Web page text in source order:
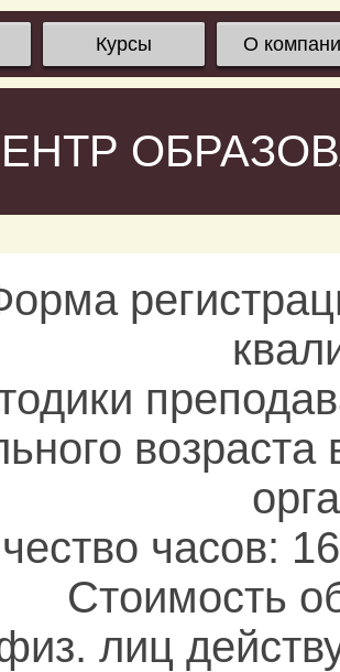
Курсы О
возраста
часов:
Стоимость
лиц